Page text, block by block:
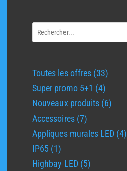
Toutes les offres 3333
Super promo 5+1 44
produits
Nouveaux produits 66
Accessoires 77
produits
Appliques murales LED 44
IP65 11
produit
Highbay LED 55